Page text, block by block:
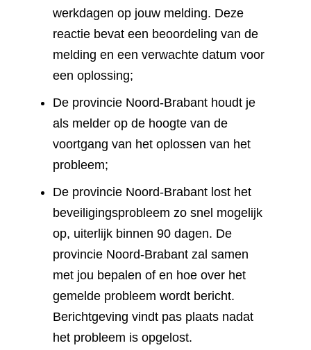
werkdagen op jouw melding. Deze
reactie bevat een beoordeling van de
melding en een verwachte datum voor
een oplossing;
De provincie Noord-Brabant houdt je
als melder op de hoogte van de
voortgang van het oplossen van het
probleem;
De provincie Noord-Brabant lost het
beveiligingsprobleem zo snel mogelijk
op, uiterlijk binnen 90 dagen. De
provincie Noord-Brabant zal samen
met jou bepalen of en hoe over het
gemelde probleem wordt bericht.
Berichtgeving vindt pas plaats nadat
het probleem is opgelost.